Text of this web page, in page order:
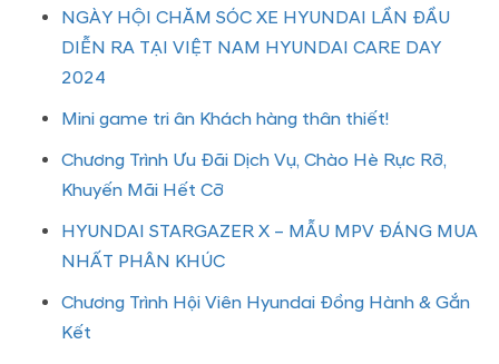
NGÀY HỘI CHĂM SÓC XE HYUNDAI LẦN ĐẦU
DIỄN RA TẠI VIỆT NAM HYUNDAI CARE DAY
2024
Mini game tri ân Khách hàng thân thiết!
Chương Trình Ưu Đãi Dịch Vụ, Chào Hè Rực Rỡ,
Khuyến Mãi Hết Cỡ
HYUNDAI STARGAZER X – MẪU MPV ĐÁNG MUA
NHẤT PHÂN KHÚC
Chương Trình Hội Viên Hyundai Đồng Hành & Gắn
Kết